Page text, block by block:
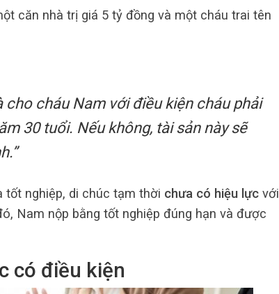
căn nhà trị giá 5 tỷ đồng và một cháu trai tên
cho cháu Nam với điều kiện cháu phải
30 tuổi. Nếu không, tài sản này sẽ
tốt nghiệp, di chúc tạm thời chưa có hiệu lựcvới
Nam nộp bằng tốt nghiệp đúng hạn và được
có điều kiện